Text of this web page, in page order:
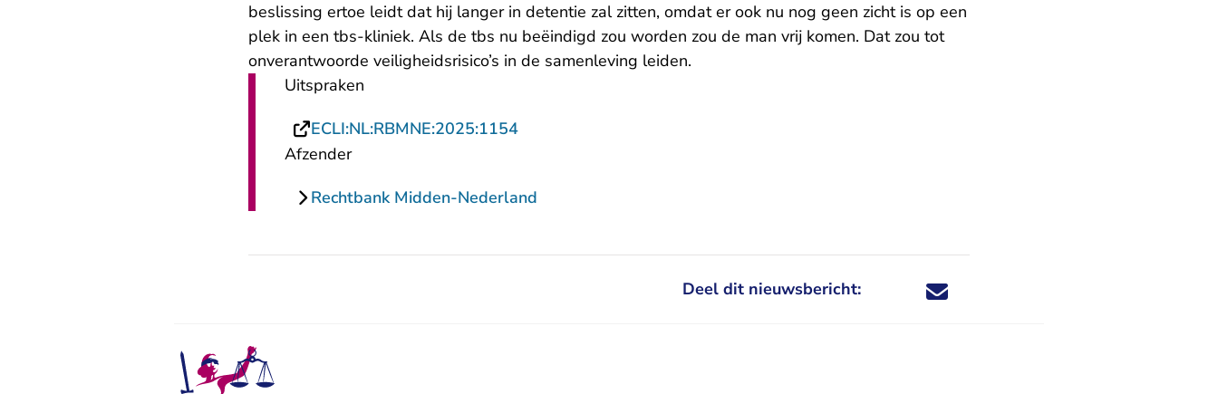
beslissing ertoe leidt dat hij langer in detentie zal zitten, omdat er ook nu nog geen zicht is op een
plek in een tbs-kliniek. Als de tbs nu beëindigd zou worden zou de man vrij komen. Dat zou tot
onverantwoorde veiligheidsrisico’s in de samenleving leiden.
Uitspraken
ECLI:NL:RBMNE:2025:1154- U verlaat Rechtspraak.nl
Afzender
Rechtbank Midden-Nederland
Deel dit nieuwsbericht: Deel dit nieuwsbericht via X - U verlaat
Deel dit nieuwsbericht via Facebook - U
Deel dit nieuwsbericht via e-mail
Deel dit nieuwsbericht via LinkedIn - U